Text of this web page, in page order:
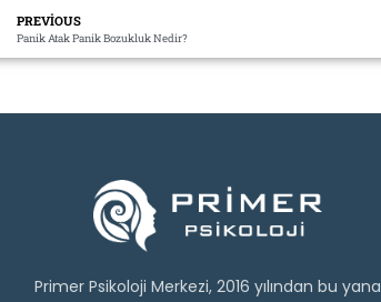
PREVIOUS
Panik Atak Panik Bozukluk Nedir?
Primer Psikoloji Merkezi, 2016 yılından bu yana